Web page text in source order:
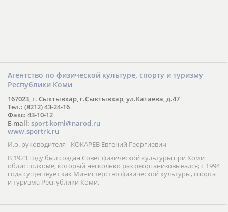
Агентство по физической культуре, спорту и туризму
Республики Коми
167023, г. Сыктывкар, г.Сыктывкар, ул.Катаева, д.47
Тел.: (8212) 43-24-16
Факс: 43-10-12
E-mail: sport-komi@narod.ru
www.sportrk.ru
И.о. руководителя - КОКАРЕВ Евгений Георгиевич
В 1923 году был создан Совет физической культуры при Коми
облисполкоме, который несколько раз реорганизовывался; с 1994
года существует как Министерство физической культуры, спорта
и туризма Республики Коми.